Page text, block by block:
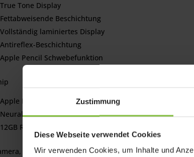
Zustimmung
Diese Webseite verwendet Cookies
Wir verwenden Cookies, um Inhalte und
True Tone Display
Fettabweisende Beschichtung
Vollständig laminiertes Display
Antireflex-Beschichtung
Apple Pencil Schwebefunktion
Apple M4 Chip 8-Core CPU 9-Core Grafik
Neural Engine
12GB RAM
Fotos, Videoaufnahme: